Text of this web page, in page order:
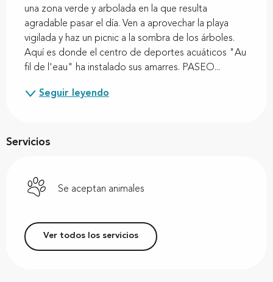
una zona verde y arbolada en la que resulta
agradable pasar el día. Ven a aprovechar la playa
vigilada y haz un picnic a la sombra de los árboles.
Aquí es donde el centro de deportes acuáticos "Au
fil de l'eau" ha instalado sus amarres. PASEO...
Seguir leyendo
Servicios
Se aceptan animales
Ver todos los servicios